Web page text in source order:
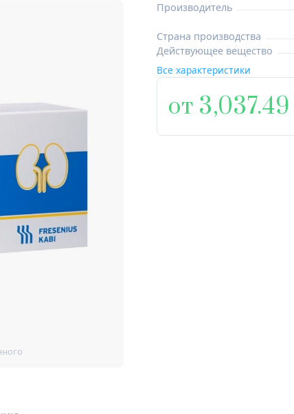
Производитель
Страна производства
Действующее вещество
Все характеристики
от 3,037.49